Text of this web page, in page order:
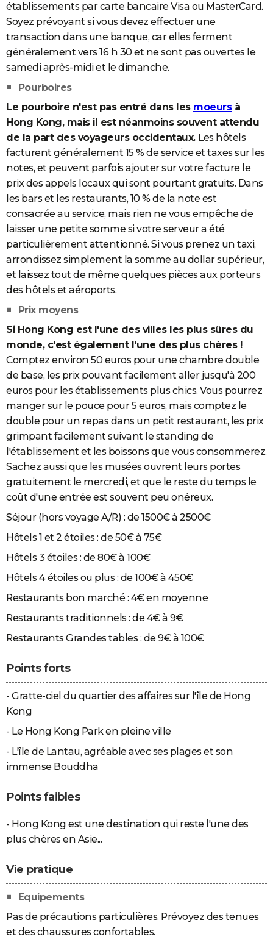
établissements par carte bancaire Visa ou MasterCard.
Soyez prévoyant si vous devez effectuer une
transaction dans une banque, car elles ferment
généralement vers 16 h 30 et ne sont pas ouvertes le
samedi après-midi et le dimanche.
Pourboires
Le pourboire n'est pas entré dans les moeursà
Hong Kong, mais il est néanmoins souvent attendu
de la part des voyageurs occidentaux. Les hôtels
facturent généralement 15 % de service et taxes sur les
notes, et peuvent parfois ajouter sur votre facture le
prix des appels locaux qui sont pourtant gratuits. Dans
les bars et les restaurants, 10 % de la note est
consacrée au service, mais rien ne vous empêche de
laisser une petite somme si votre serveur a été
particulièrement attentionné. Si vous prenez un taxi,
arrondissez simplement la somme au dollar supérieur,
et laissez tout de même quelques pièces aux porteurs
des hôtels et aéroports.
Prix moyens
Si Hong Kong est l'une des villes les plus sûres du
monde, c'est également l'une des plus chères !
Comptez environ 50 euros pour une chambre double
de base, les prix pouvant facilement aller jusqu'à 200
euros pour les établissements plus chics. Vous pourrez
manger sur le pouce pour 5 euros, mais comptez le
double pour un repas dans un petit restaurant, les prix
grimpant facilement suivant le standing de
l'établissement et les boissons que vous consommerez.
Sachez aussi que les musées ouvrent leurs portes
gratuitement le mercredi, et que le reste du temps le
coût d'une entrée est souvent peu onéreux.
Séjour (hors voyage A/R) : de 1500€ à 2500€
Hôtels 1 et 2 étoiles : de 50€ à 75€
Hôtels 3 étoiles : de 80€ à 100€
Hôtels 4 étoiles ou plus : de 100€ à 450€
Restaurants bon marché : 4€ en moyenne
Restaurants traditionnels : de 4€ à 9€
Restaurants Grandes tables : de 9€ à 100€
Points forts
- Gratte-ciel du quartier des affaires sur l'île de Hong
Kong
- Le Hong Kong Park en pleine ville
- L'île de Lantau, agréable avec ses plages et son
immense Bouddha
Points faibles
- Hong Kong est une destination qui reste l'une des
plus chères en Asie...
Vie pratique
Equipements
Pas de précautions particulières. Prévoyez des tenues
et des chaussures confortables.